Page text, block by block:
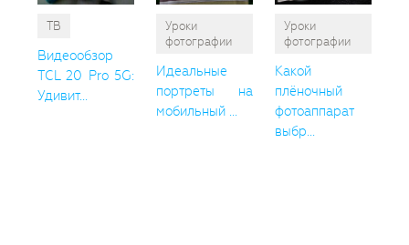
ТВ
Видеообзор
TCL 20 Pro 5G:
Удивит...
Уроки
фотографии
Идеальные
портреты на
мобильный ...
Уроки
фотографии
Какой
плёночный
фотоаппарат
выбр...